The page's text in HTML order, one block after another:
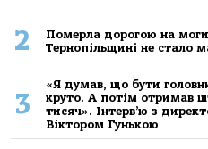
2
Померла дорогою на
Тернопільщині не стало
3
«Я думав, що бути
круто. А потім отримав
тисяч». Інтерв’ю з
Віктором Гунькою